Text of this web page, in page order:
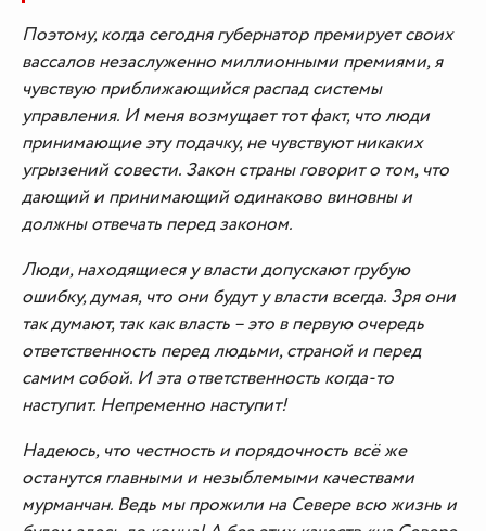
Поэтому, когда сегодня губернатор премирует своих
вассалов незаслуженно миллионными премиями, я
чувствую приближающийся распад системы
управления. И меня возмущает тот факт, что люди
принимающие эту подачку, не чувствуют никаких
угрызений совести. Закон страны говорит о том, что
дающий и принимающий одинаково виновны и
должны отвечать перед законом.
Люди, находящиеся у власти допускают грубую
ошибку, думая, что они будут у власти всегда. Зря они
так думают, так как власть – это в первую очередь
ответственность перед людьми, страной и перед
самим собой. И эта ответственность когда-то
наступит. Непременно наступит!
Надеюсь, что честность и порядочность всё же
останутся главными и незыблемыми качествами
мурманчан. Ведь мы прожили на Севере всю жизнь и